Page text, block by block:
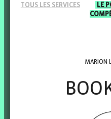
TOUS LES SERVICES LE
MARION